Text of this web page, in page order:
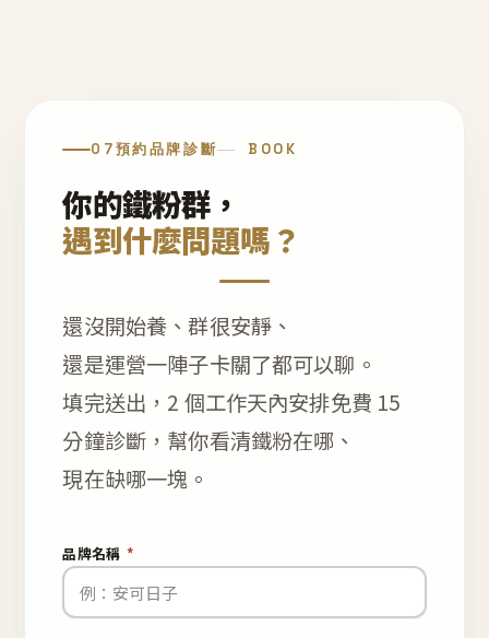
07預約品牌診斷 BOOK
你的鐵粉群，
遇到什麼問題嗎？
還沒開始養、群很安靜、
還是運營一陣子卡關了都可以聊。
填完送出，2 個工作天內安排免費 15
分鐘診斷，幫你看清鐵粉在哪、
現在缺哪一塊。
品牌名稱 *